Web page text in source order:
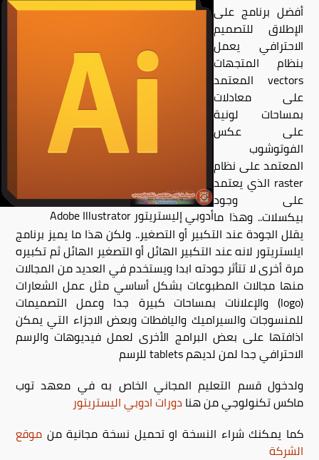
أدوبي إليستريتور Adobe Illustrator
أفضل برنامج على
الإطلاق للتصميم
الاحترافي يعمل
بنظام المتجهات
vectors المعتمد
على معادلات
بمساحات لونية
على عكس
الفوتوشوب
المعتمد على نظام
raster الذي يعتمد
على وجود
بيكسلات.. وهذا ما
يقلل الجودة عند التكبير أو التصغير.. ولكن هذا ما يميز برنامج
ايلستريتور لانه عند التكبير الهائل أو التصغير الهائل ثم تكبيره
مرة أخرى لا تتأثر جودته ابدا ويستخدم في العديد من المجالات
منها مجالات المطبوعات بشكل أساسي مثل عمل الشعارات
(logo) والإعلانات بمساحات كبيرة جدا وعمل التصميمات
للمنسوجات والسيراميك واليافطات وبعض الاجزاء التي يمكن
اذافتها على بعض البرامج الأخرى لعمل فيديوهات والرسم
الاحترافي جدا لمن لديهم tablets للرسم
ولدخول قسم التعليم المجاني الخاص به في معهد توب
ماكس تكنولوجي من هنا دورات ادوبي اليستريتور
كما يمكنك شراء النسخة او تحميل نسخة مجانية من موقع
الشركة